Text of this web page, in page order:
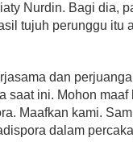
Nurdin. Bagi dia,
tujuh perunggu itu
dan
saat ini. Mohon
Maafkan kami.
dalam